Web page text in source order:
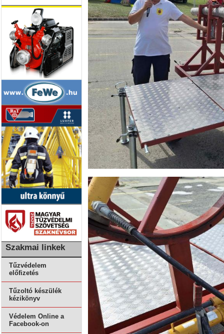
Szakmai linkek
Tűzvédelem
előfizetés
Tűzoltó készülék
kézikönyv
Védelem Online a
Facebook-on